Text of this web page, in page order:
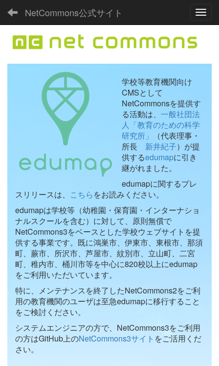
NetCommons公式サイト
学校等教育機関向け
CMSとして
NetCommonsを提供す
る活動は、 一般社団法
人「教育のための科学
研究所」
（代表理事・
所長 新井紀子）が提
供するedumapに引き
継がれました。
edumapに関するプレ
スリリースは、 こちらをお読みください。
edumapは学校等（幼稚園・保育園・インターナショ
ナルスクールを含む）に対して、原則無償で
NetCommons3をベースとした学校ウェブサイトを提
供する事業です。既に鴻巣市、伊東市、東根市、那須
町、蕨市、所沢市、芦屋市、紋別市、立山町、二宮
町、稚内市、桶川市等を中心に820校以上にedumap
をご利用いただいています。
特に、メンテナンスを終了したNetCommons2をご利
用の教育機関のユーザは至急edumapに移行すること
をご検討ください。
システムエンジニアの方で、NetCommons3をご利用
の方はGitHub上のNetCommons3サイト をご活用くだ
さい。